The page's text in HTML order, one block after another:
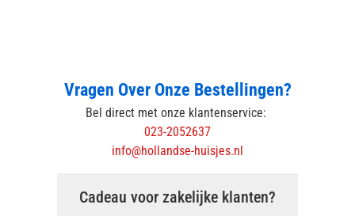
Vragen Over Onze Bestellingen?
Bel direct met onze klantenservice:
023-2052637
info@hollandse-huisjes.nl
Cadeau voor zakelijke klanten?